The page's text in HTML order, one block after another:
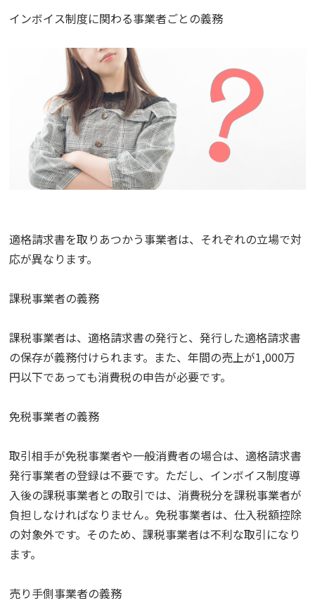
インボイス制度に関わる事業者ごとの義務
適格請求書を取りあつかう事業者は、それぞれの立場で対
応が異なります。
課税事業者の義務
課税事業者は、適格請求書の発行と、発行した適格請求書
の保存が義務付けられます。また、年間の売上が1,000万
円以下であっても消費税の申告が必要です。
免税事業者の義務
取引相手が免税事業者や一般消費者の場合は、適格請求書
発行事業者の登録は不要です。ただし、インボイス制度導
入後の課税事業者との取引では、消費税分を課税事業者が
負担しなければなりません。免税事業者は、仕入税額控除
の対象外です。そのため、課税事業者は不利な取引になり
ます。
売り手側事業者の義務